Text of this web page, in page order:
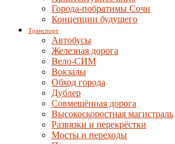
Города-побратимы Сочи
Концепции будущего
Транспорт
Автобусы
Железная дорога
Вело-СИМ
Вокзалы
Обход города
Дублер
Совмещённая дорога
Высокоскоростная магистраль
Развязки и перекрёстки
Мосты и переходы